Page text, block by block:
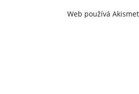
Web používá